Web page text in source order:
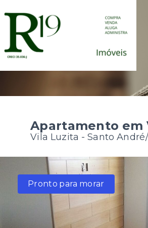
Apartamento em
Vila Luzita - Santo
Pronto para morar